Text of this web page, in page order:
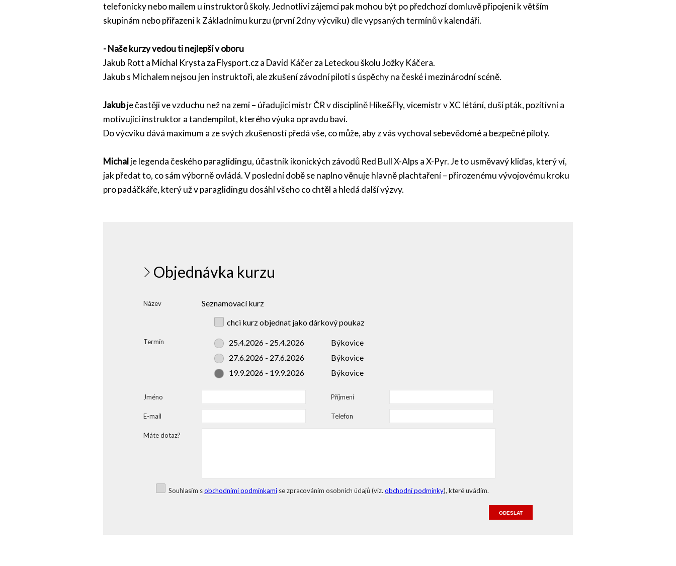
telefonicky nebo mailem u instruktorů školy. Jednotliví zájemci pak mohou být po předchozí domluvě připojeni k větším
skupinám nebo přiřazeni k Základnímu kurzu (první 2dny výcviku) dle vypsaných termínů v kalendáři.
- Naše kurzy vedou ti nejlepší v oboru
Jakub Rott a Michal Krysta za Flysport.cz a David Káčer za Leteckou školu Jožky Káčera.
Jakub s Michalem nejsou jen instruktoři, ale zkušení závodní piloti s úspěchy na české i mezinárodní scéně.
Jakubje častěji ve vzduchu než na zemi– úřadující mistr ČR v disciplíně Hike&Fly, vicemistr v XC létání, duší pták, pozitivní a
motivující instruktor a tandempilot, kterého výuka opravdu baví.
Do výcviku dává maximum a ze svých zkušeností předá vše, co může, aby z vás vychoval sebevědomé a bezpečné piloty.
Michalje legenda českého paraglidingu, účastník ikonických závodů Red Bull X-Alps a X-Pyr. Je to usměvavý kliďas, který ví,
jak předat to, co sám výborně ovládá. V poslední době se naplno věnuje hlavně plachtaření – přirozenému vývojovému kroku
pro padáčkáře, který už v paraglidingu dosáhl všeho co chtěl a hledá další výzvy.
Objednávka kurzu
Název
Seznamovací kurz
chci kurz objednat jako dárkový poukaz
Termín 25.4.2026 - 25.4.2026
Býkovice
27.6.2026 - 27.6.2026
Býkovice
19.9.2026 - 19.9.2026
Býkovice
Jméno Příjmení
E-mail Telefon
Máte dotaz?
Souhlasím sobchodními podmínkami se zpracováním osobních údajů (viz. obchodní podmínky), které uvádím.